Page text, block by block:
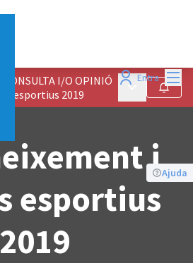
Entra
CONSULTA I/O OPINIÓ
esportius 2019
Menú Seguir
Ajuda
i
esportius
2019